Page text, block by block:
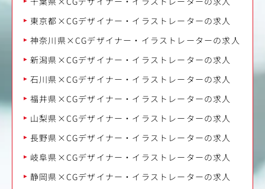
東京都×CGデザイナー・イラストレーターの求人
神奈川県×CGデザイナー・イラストレーターの求人
新潟県×CGデザイナー・イラストレーターの求人
石川県×CGデザイナー・イラストレーターの求人
福井県×CGデザイナー・イラストレーターの求人
山梨県×CGデザイナー・イラストレーターの求人
長野県×CGデザイナー・イラストレーターの求人
岐阜県×CGデザイナー・イラストレーターの求人
静岡県×CGデザイナー・イラストレーターの求人